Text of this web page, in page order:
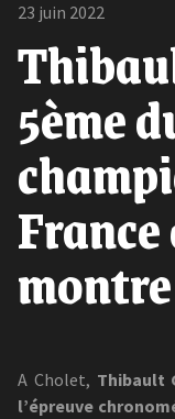
23 juin 2022
5ème
montre
A Cholet, Thibault
l’épreuve